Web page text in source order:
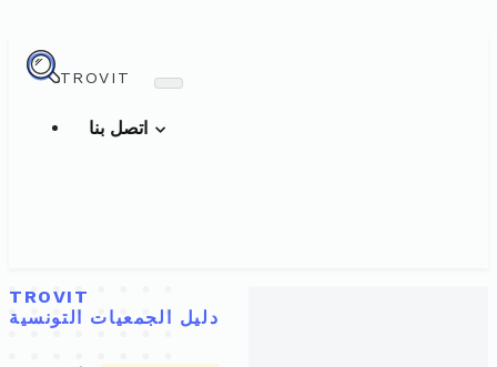
TROVIT
TROVIT
دليل الجمعيات التونسية